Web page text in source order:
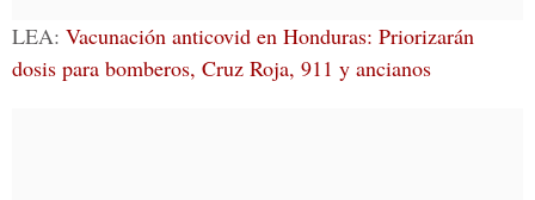
LEA: Vacunación anticovid en Honduras: Priorizarán
dosis para bomberos, Cruz Roja, 911 y ancianos